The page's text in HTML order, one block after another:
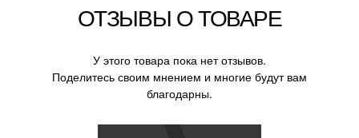
ОТЗЫВЫ О ТОВАРЕ
У этого товара пока нет отзывов.
Поделитесь своим мнением и многие будут вам
благодарны.